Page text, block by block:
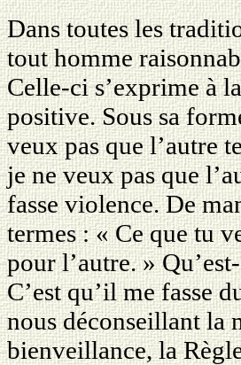
Dans toutes les
tout homme
Celle-ci s’exprime à
positive. Sous sa
veux pas que l’autre
je ne veux pas que
fasse violence. De
termes : « Ce que tu
pour l’autre. »
C’est qu’il me fasse
nous déconseillant la
bienveillance, la